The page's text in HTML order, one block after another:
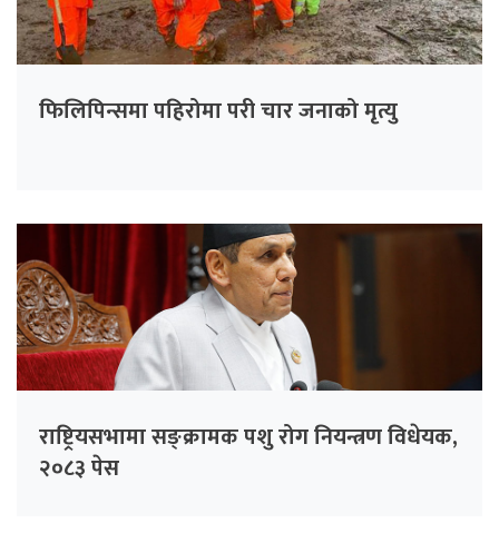
फिलिपिन्समा पहिरोमा परी चार जनाको मृत्यु
राष्ट्रियसभामा सङ्क्रामक पशु रोग नियन्त्रण विधेयक,
२०८३ पेस